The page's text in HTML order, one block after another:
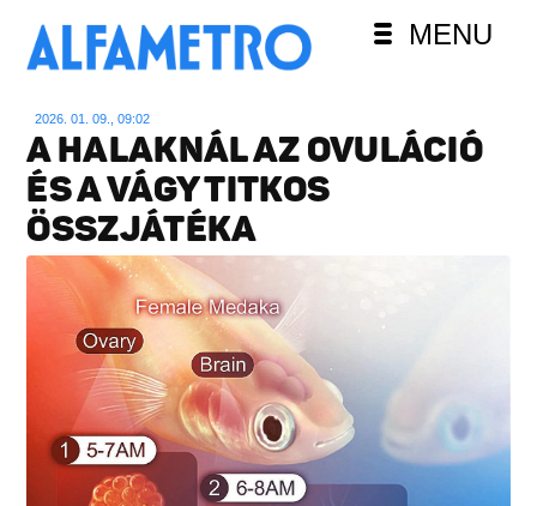
MENU
2026. 01. 09., 09:02
A HALAKNÁL AZ OVULÁCIÓ
ÉS A VÁGY TITKOS
ÖSSZJÁTÉKA